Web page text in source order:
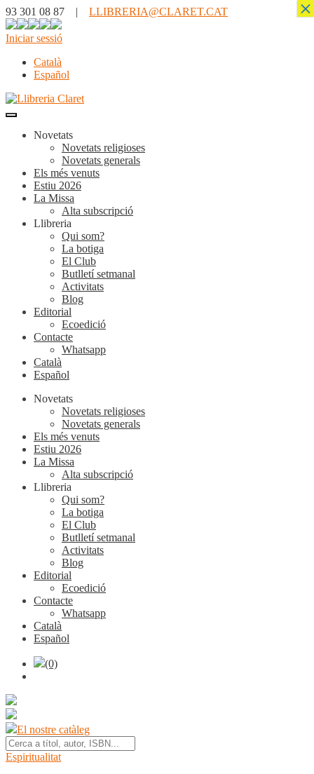
93 301 08 87 | LLIBRERIA@CLARET.CAT
Iniciar sessió
Català
Español
Novetats
Novetats religioses
Novetats generals
Els més venuts
Estiu 2026
La Missa
Alta subscripció
Llibreria
Qui som?
La botiga
El Club
Butlletí setmanal
Activitats
Blog
Editorial
Ecoedició
Contacte
Whatsapp
Català
Español
Novetats
Novetats religioses
Novetats generals
Els més venuts
Estiu 2026
La Missa
Alta subscripció
Llibreria
Qui som?
La botiga
El Club
Butlletí setmanal
Activitats
Blog
Editorial
Ecoedició
Contacte
Whatsapp
Català
Español
(0)
El nostre catàleg
Espiritualitat
×